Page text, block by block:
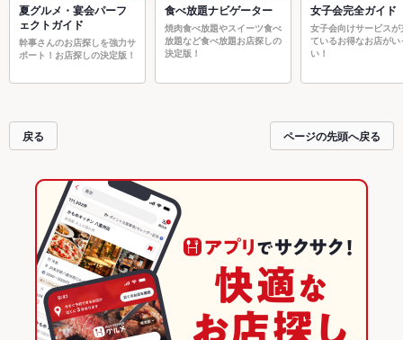
夏グルメ・宴会パーフ
ェクトガイド
幹事さんのお店探しを強力サ
ポート！お店探しの決定版！
食べ放題ナビゲーター
焼肉食べ放題やスイーツ食べ
放題など食べ放題お店探しの
決定版！
女子会完全ガイド
女子会向けサービスが
ているお得なお店がい
い！
戻る ページの先頭へ戻る